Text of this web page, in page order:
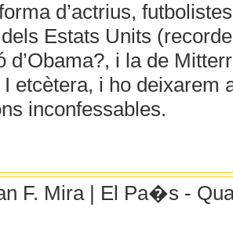
d’actrius,
Estats Units
d’Obama?, i la de
etcètera, i ho deixarem
inconfessables.
F. Mira | El Pa�s -